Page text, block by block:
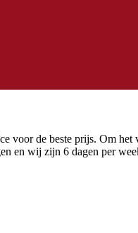
voor de beste prijs. Om
en wij zijn 6 dagen per